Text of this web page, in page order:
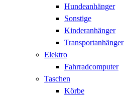
Hundeanhänger
Sonstige
Kinderanhänger
Transportanhänger
Elektro
Fahrradcomputer
Taschen
Körbe